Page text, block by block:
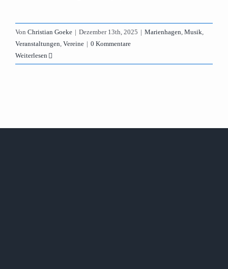
Von Christian Goeke | Dezember 13th, 2025 | Marienhagen, Musik,
Veranstaltungen, Vereine | 0 Kommentare
Weiterlesen